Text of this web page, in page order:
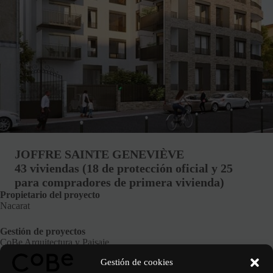
Gestión de cookies
JOFFRE SAINTE GENEVIÈVE
43 viviendas (18 de protección oficial y 25
para compradores de primera vivienda)
Propietario del proyecto
Nacarat
Gestión de proyectos
CoBe Arquitectura y Paisaje